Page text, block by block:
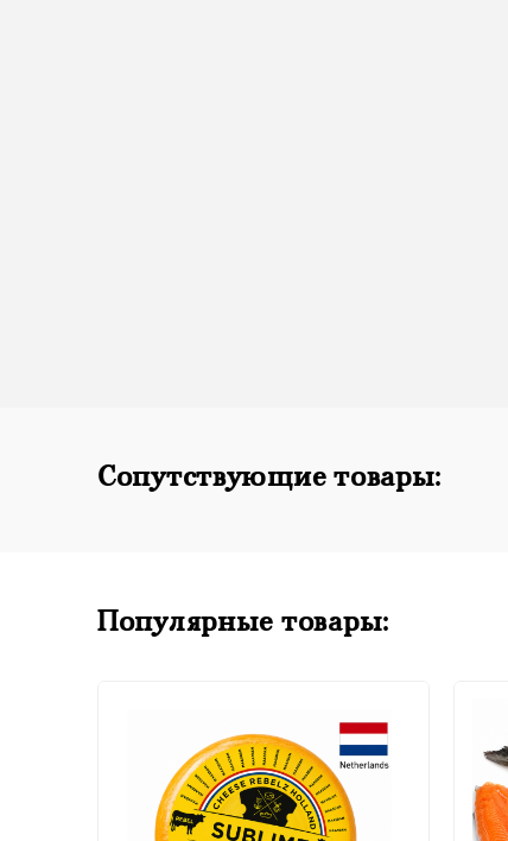
Сопутствующие товары:
Популярные товары: